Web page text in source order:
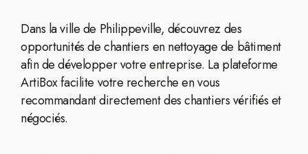
Dans la ville de Philippeville, découvrez des
opportunités de chantiers en nettoyage de bâtiment
afin de développer votre entreprise. La plateforme
ArtiBox facilite votre recherche en vous
recommandant directement des chantiers vérifiés et
négociés.